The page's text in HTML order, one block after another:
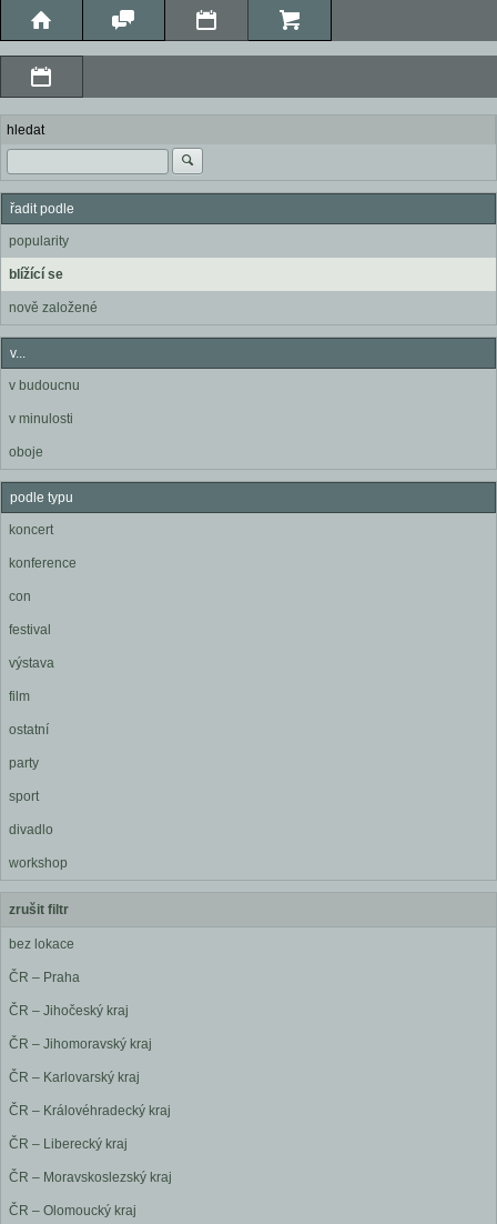
hledat
řadit podle
popularity
blížící se
nově založené
v...
v budoucnu
v minulosti
oboje
podle typu
koncert
konference
con
festival
výstava
film
ostatní
party
sport
divadlo
workshop
zrušit filtr
bez lokace
ČR – Praha
ČR – Jihočeský kraj
ČR – Jihomoravský kraj
ČR – Karlovarský kraj
ČR – Královéhradecký kraj
ČR – Liberecký kraj
ČR – Moravskoslezský kraj
ČR – Olomoucký kraj